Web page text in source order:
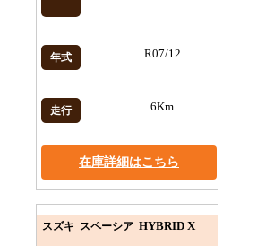
年式 R07/12
走行 6Km
在庫詳細はこちら
スズキ スペーシア HYBRID X